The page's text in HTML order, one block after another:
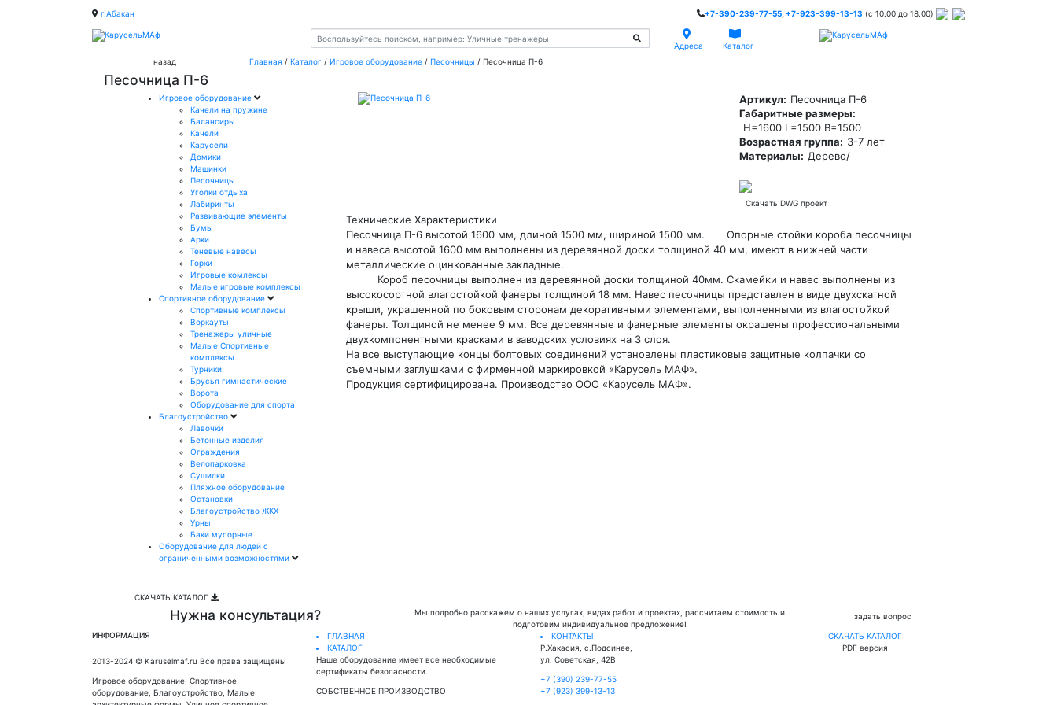
г.Абакан +7-390-239-77-55 +7-923-399-13-13 (c 10.00 до 18.00)
Адреса
Каталог
назад
Главная / Каталог / Игровое оборудование / Песочницы / Песочница П-6
Песочница П-6
Игровое оборудование
Качели на пружине
Балансиры
Качели
Карусели
Домики
Машинки
Песочницы
Уголки отдыха
Лабиринты
Развивающие элементы
Бумы
Арки
Теневые навесы
Горки
Игровые комлексы
Малые игровые комплексы
Спортивное оборудование
Спортивные комплексы
Воркауты
Тренажеры уличные
Малые Спортивные
комплексы
Турники
Брусья гимнастические
Ворота
Оборудование для спорта
Благоустройство
Лавочки
Бетонные изделия
Ограждения
Велопарковка
Сушилки
Пляжное оборудование
Остановки
Благоустройство ЖКХ
Урны
Баки мусорные
Оборудование для людей с
ограниченными возможностями
СКАЧАТЬ КАТАЛОГ
Артикул: Песочница П-6
Габаритные размеры:
H=1600 L=1500 B=1500
Возрастная группа: 3-7 лет
Материалы: Дерево/
Скачать DWG проект
Технические Характеристики
Песочница П-6 высотой 1600 мм, длиной 1500 мм, шириной 1500 мм. Опорные стойки короба песочницы
и навеса высотой 1600 мм выполнены из деревянной доски толщиной 40 мм, имеют в нижней части
металлические оцинкованные закладные.
Короб песочницы выполнен из деревянной доски толщиной 40мм. Скамейки и навес выполнены из
высокосортной влагостойкой фанеры толщиной 18 мм. Навес песочницы представлен в виде двухскатной
крыши, украшенной по боковым сторонам декоративными элементами, выполненными из влагостойкой
фанеры. Толщиной не менее 9 мм. Все деревянные и фанерные элементы окрашены профессиональными
двухкомпонентными красками в заводских условиях на 3 слоя.
На все выступающие концы болтовых соединений установлены пластиковые защитные колпачки со
съемными заглушками с фирменной маркировкой «Карусель МАФ».
Продукция сертифицирована. Производство ООО «Карусель МАФ».
Нужна консультация?
Мы подробно расскажем о наших услугах, видах работ и проектах, рассчитаем стоимость и
подготовим индивидуальное предложение!
задать вопрос
ИНФОРМАЦИЯ
2013-2024 © Karuselmaf.ru Все права защищены
Игровое оборудование, Спортивное
оборудование, Благоустройство, Малые
ГЛАВНАЯ
КАТАЛОГ
Наше оборудование имеет все необходимые
сертификаты безопасности.
СОБСТВЕННОЕ ПРОИЗВОДСТВО
КОНТАКТЫ
Р.Хакасия, с.Подсинее,
ул. Советская, 42В
+7 (390) 239-77-55
+7 (923) 399-13-13
СКАЧАТЬ КАТАЛОГ
PDF версия